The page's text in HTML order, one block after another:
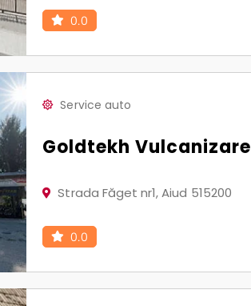
0.0
Service auto
Goldtekh Vulcanizare
Strada Făget nr1, Aiud 515200
0.0